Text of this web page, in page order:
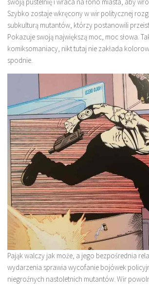
Szybko zostaje wkręcony w wir politycznej
subkulturą mutantów, którzy postanowili
Pokazuje swoją największą moc, moc słowa.
komiksomaniacy, nikt tutaj nie zakłada
spodnie.
Pająk walczy jak może, a jego bezpośrednia
wydarzenia sprawia wycofanie bojówek
niegroźnych nastoletnich mutantów. Wir